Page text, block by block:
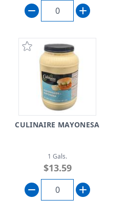
CULINAIRE MAYONESA
1 Gals.
$13.59